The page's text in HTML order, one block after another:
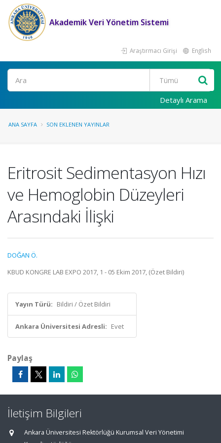
Akademik Veri Yönetim Sistemi
Araştırmacı Girişi English
Ara
Detaylı Arama
ANA SAYFA SON EKLENEN YAYINLAR
Eritrosit Sedimentasyon Hızı
ve Hemoglobin Düzeyleri
Arasındaki İlişki
DOĞAN Ö.
KBUD KONGRE LAB EXPO 2017, 1 - 05 Ekim 2017, (Özet Bildiri)
Yayın Türü: Bildiri / Özet Bildiri
Ankara Üniversitesi Adresli: Evet
Paylaş
İletişim Bilgileri
Ankara Üniversitesi Rektörlüğü Kurumsal Veri Yönetimi